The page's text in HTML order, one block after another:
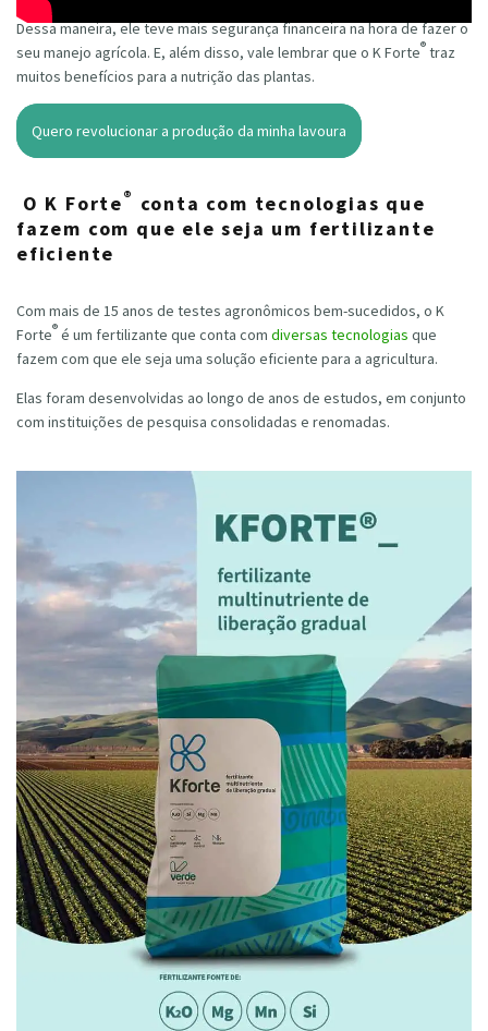
Dessa maneira, ele teve mais segurança financeira na hora de fazer o
seu manejo agrícola. E, além disso, vale lembrar que o K Forte® traz
muitos benefícios para a nutrição das plantas.
Quero revolucionar a produção da minha lavoura
O K Forte® conta com tecnologias que
fazem com que ele seja um fertilizante
eficiente
Com mais de 15 anos de testes agronômicos bem-sucedidos, o K
Forte® é um fertilizante que conta com diversas tecnologias que
fazem com que ele seja uma solução eficiente para a agricultura.
Elas foram desenvolvidas ao longo de anos de estudos, em conjunto
com instituições de pesquisa consolidadas e renomadas.